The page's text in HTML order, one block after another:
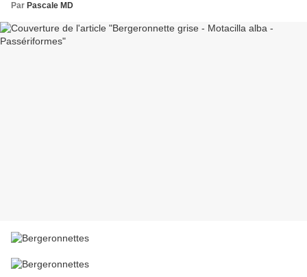
Par Pascale MD